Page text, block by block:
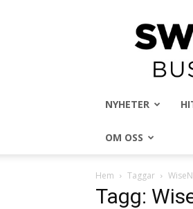
NYHETER
OM OSS
Hem Taggar
Tagg: